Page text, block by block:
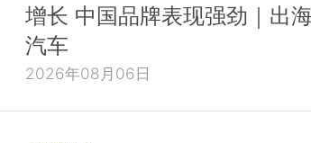
增长 中国品牌表现强劲｜出海
汽车
2026年08月06日